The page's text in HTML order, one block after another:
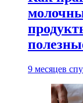
9 месяцев